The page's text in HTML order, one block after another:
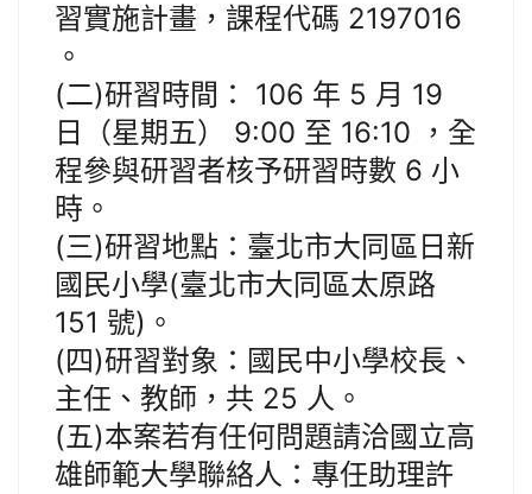
習實施計畫，課程代碼 2197016
。
(二)研習時間： 106 年 5 月 19
日（星期五） 9:00 至 16:10 ，全
程參與研習者核予研習時數 6 小
時。
(三)研習地點：臺北市大同區日新
國民小學(臺北市大同區太原路
151 號)。
(四)研習對象：國民中小學校長、
主任、教師，共 25 人。
(五)本案若有任何問題請洽國立高
雄師範大學聯絡人：專任助理許